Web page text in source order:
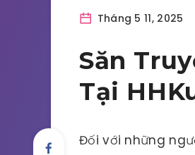
Tháng 5 11, 2025
Săn
Tại
Đối với những